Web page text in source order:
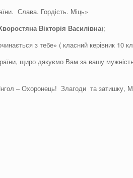
Слава. Гордість. Міць»
Вікторія Василівна);
з тебе» ( класний керівник 10
щиро дякуємо Вам за вашу
– Охоронець! Злагоди та затишку,